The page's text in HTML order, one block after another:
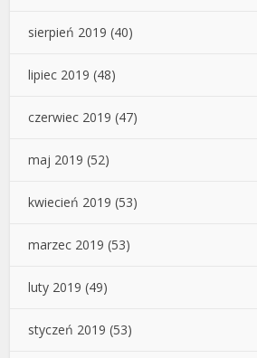
sierpień 2019 (40)
lipiec 2019 (48)
czerwiec 2019 (47)
maj 2019 (52)
kwiecień 2019 (53)
marzec 2019 (53)
luty 2019 (49)
styczeń 2019 (53)